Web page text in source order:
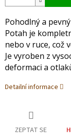
Pohodlný a
Potah je
nebo v ruce, což
Je vyroben z
deformaci a
Detailní informace
ZEPTAT SE